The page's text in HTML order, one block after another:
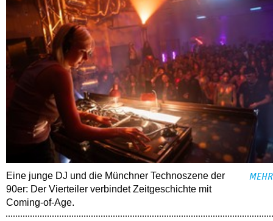
Eine junge DJ und die Münchner Technoszene der
90er: Der Vierteiler verbindet Zeitgeschichte mit
Coming-of-Age.
MEHR